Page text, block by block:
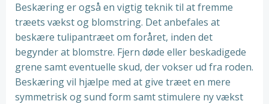
Beskæring er også en vigtig teknik til at fremme
træets vækst og blomstring. Det anbefales at
beskære tulipantræet om foråret, inden det
begynder at blomstre. Fjern døde eller beskadigede
grene samt eventuelle skud, der vokser ud fra roden.
Beskæring vil hjælpe med at give træet en mere
symmetrisk og sund form samt stimulere ny vækst